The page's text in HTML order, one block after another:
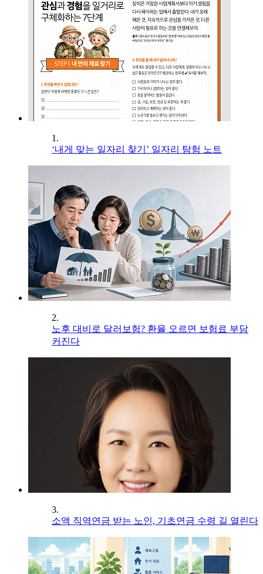
1.
‘내게 맞는 일자리 찾기’ 일자리 탐험 노트
2.
노후 대비로 달러보험? 환율 오르면 보험료 부담
커진다
3.
소액 직역연금 받는 노인, 기초연금 수령 길 열린다